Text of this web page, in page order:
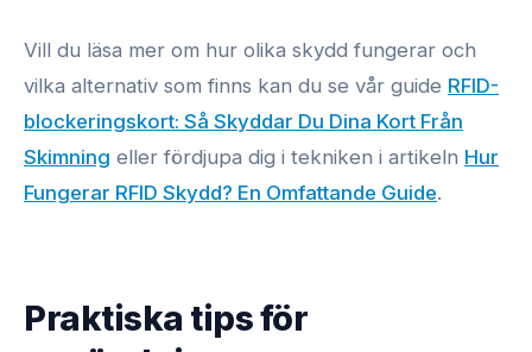
Vill du läsa mer om hur olika skydd fungerar och
vilka alternativ som finns kan du se vår guide RFID-
blockeringskort: Så Skyddar Du Dina Kort Från
Skimning eller fördjupa dig i tekniken i artikeln Hur
Fungerar RFID Skydd? En Omfattande Guide.
Praktiska tips för